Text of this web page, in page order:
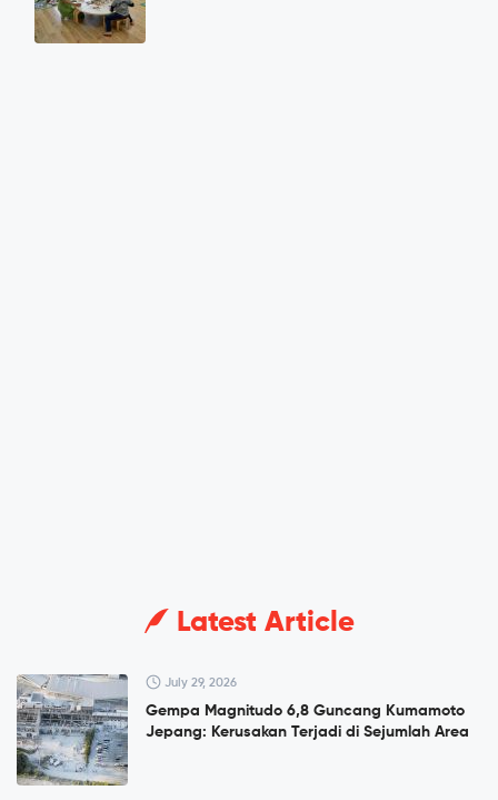
Latest Article
July 29, 2026
Gempa Magnitudo 6,8 Guncang Kumamoto
Jepang: Kerusakan Terjadi di Sejumlah Area